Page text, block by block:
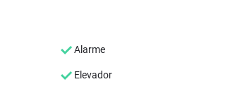
Alarme
Elevador